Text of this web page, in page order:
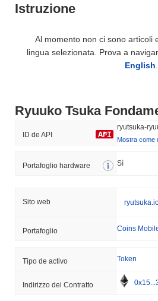
Istruzione
Al momento non ci sono articoli
lingua selezionata. Prova a
English
Ryuuko Tsuka
ID de API
ryutsuka-
Mostra come
Portafoglio hardware Sì
Sito web
Portafoglio Coins
Tipo de activo Token
Indirizzo del Contratto